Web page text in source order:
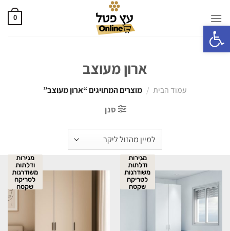
פתח סרגל נגישות
0
ארון מעוצב
עמוד הבית / מוצרים המתויגים “ארון מעוצב”
סנן
מגירות
ודלתות
משודרגות
לטריקה
שקטה
מגירות
ודלתות
משודרגות
לטריקה
שקטה